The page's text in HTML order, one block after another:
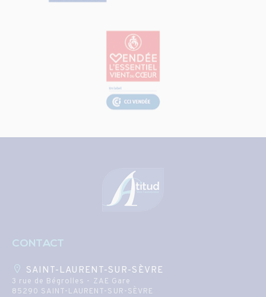
CONTACT
SAINT-LAURENT-SUR-SÈVRE
3 rue de Bégrolles - ZAE Gare
85290 SAINT-LAURENT-SUR-SÈVRE